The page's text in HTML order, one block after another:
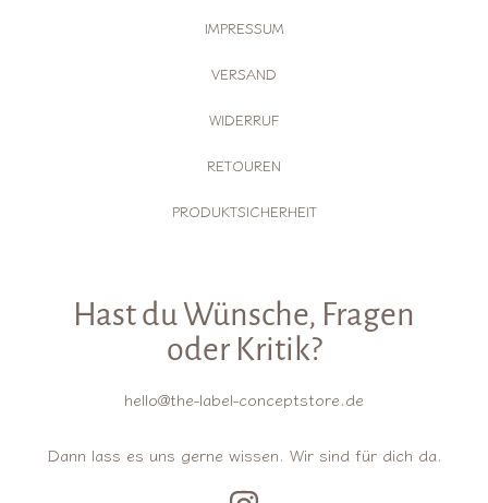
IMPRESSUM
VERSAND
WIDERRUF
RETOUREN
PRODUKTSICHERHEIT
Hast du Wünsche, Fragen
oder Kritik?
hello@the-label-conceptstore.de
Dann lass es uns gerne wissen. Wir sind für dich da.